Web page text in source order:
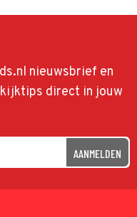
nieuwsbrief en
direct in jouw
AANMELDEN